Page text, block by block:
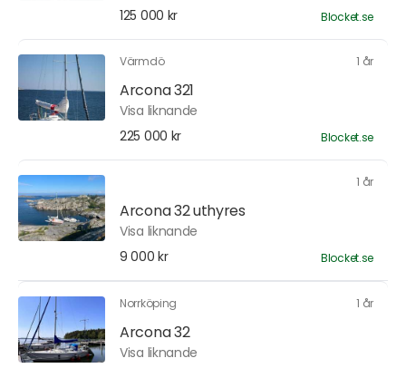
125 000 kr
Blocket.se
Värmdö 1 år
Arcona 321
Visa liknande
225 000 kr
Blocket.se
1 år
Arcona 32 uthyres
Visa liknande
9 000 kr
Blocket.se
Norrköping 1 år
Arcona 32
Visa liknande